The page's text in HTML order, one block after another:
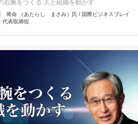
右腕をつくる 人と組織を動かす
将命 （あたらし まさみ）氏 / 国際ビジネスブレイ
代表取締役